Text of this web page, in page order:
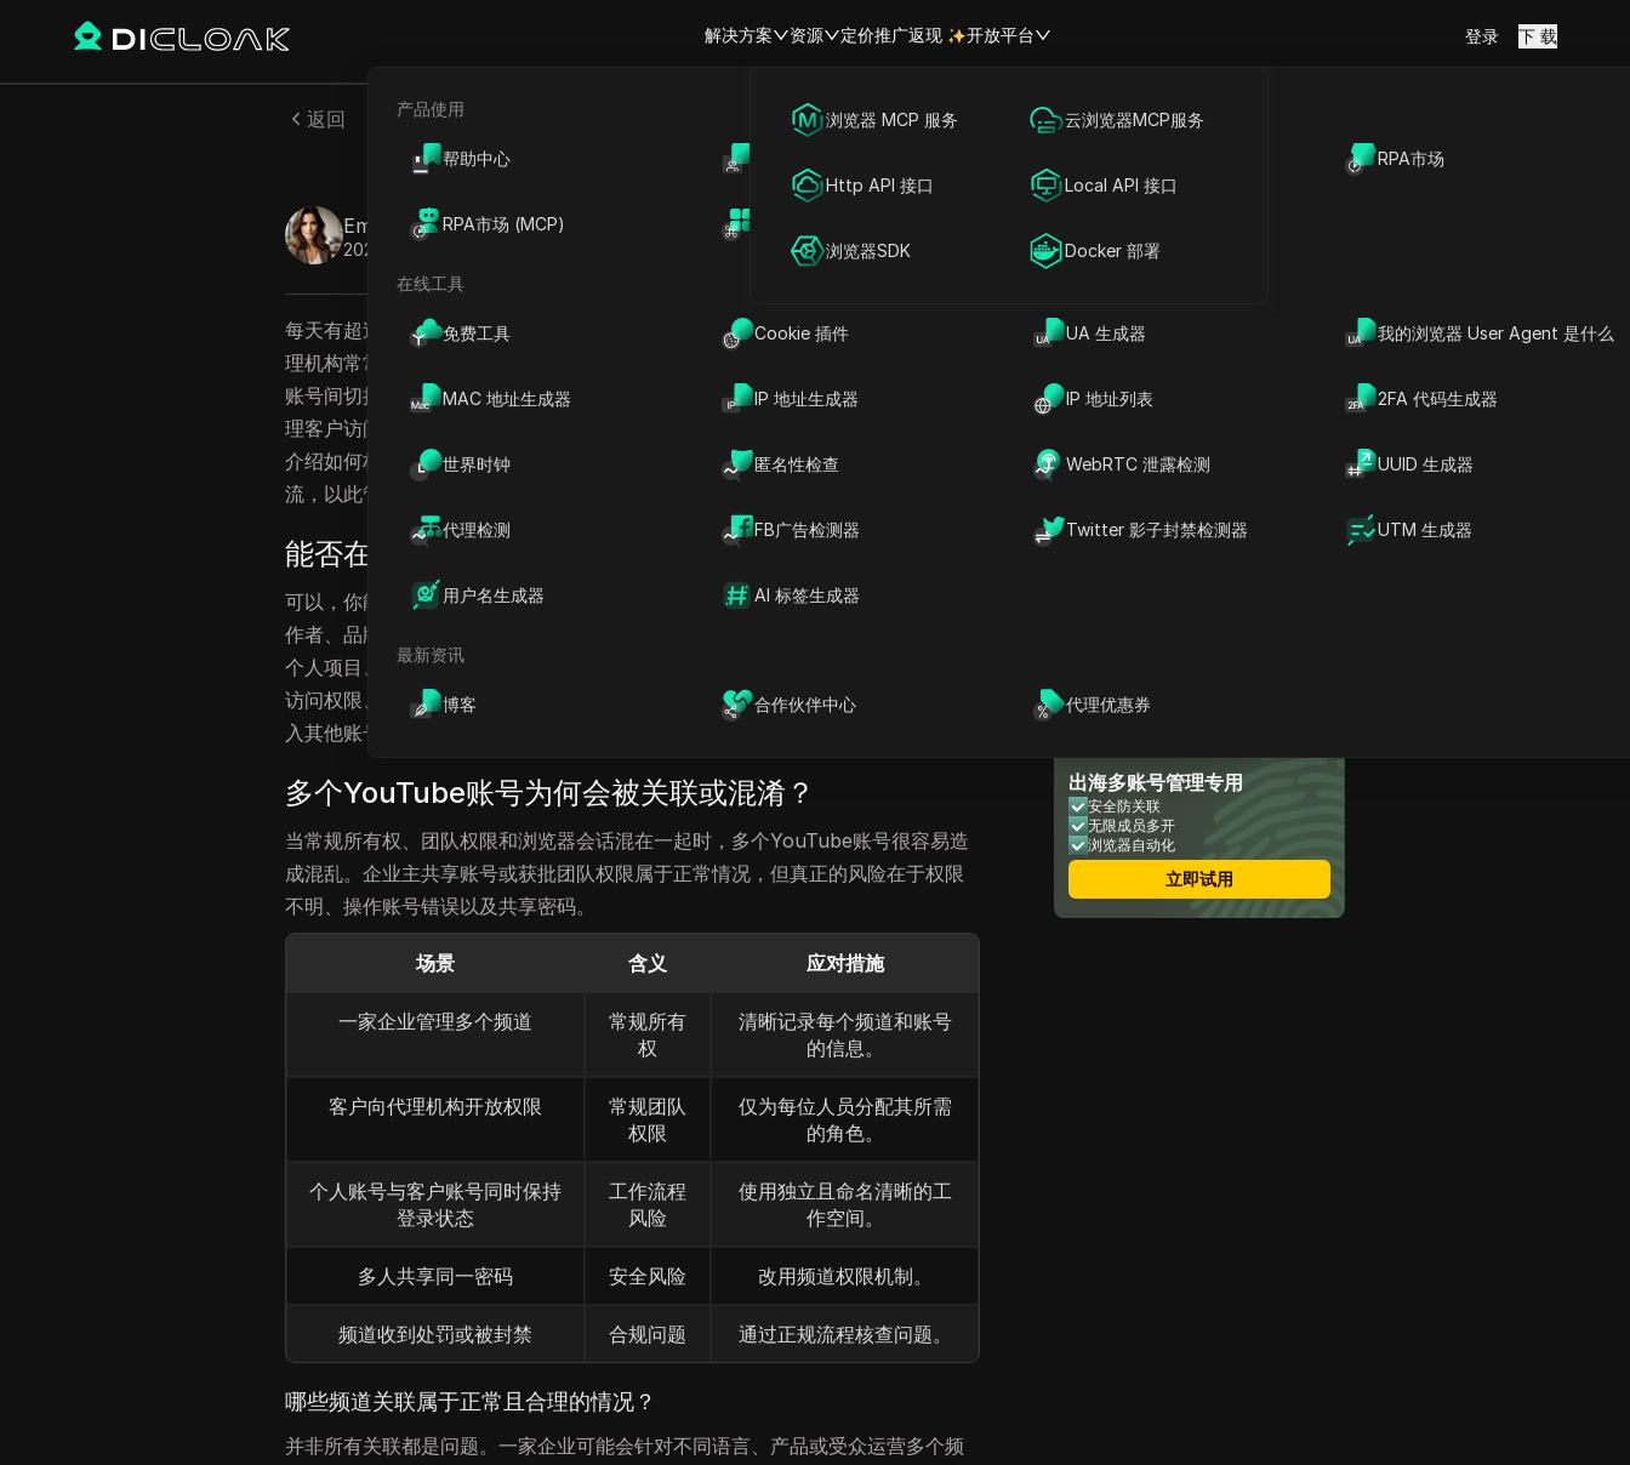
解决方案
海外社媒营销
广告投放
账号共享
资源
产品使用
帮助中心 RPA市场
RPA市场 (MCP)
在线工具
免费工具 Cookie 插件 UA 生成器 我的浏览器 User Agent 是什么
MAC 地址生成器 IP 地址生成器 IP 地址列表 2FA 代码生成器
世界时钟 匿名性检查 WebRTC 泄露检测 UUID 生成器
代理检测 FB广告检测器 Twitter 影子封禁检测器 UTM 生成器
用户名生成器 AI 标签生成器
最新资讯
博客 合作伙伴中心 代理优惠券
定价推广返现 开放平台
浏览器 MCP 服务 云浏览器MCP服务
Http API 接口 Local API 接口
浏览器SDK Docker 部署
登录 下 载
返回
2026年如何管理多个YouTube账号且避免关联
Emily Grace
2026年6月 分享给 Copy Link
每天有超过2000万个视频被上传至 YouTube（优兔），因此创作者、品牌方和代
理机构常常需要管理多个账号或频道也就不足为奇了。挑战不仅仅是在不同登录
账号间切换，而是要在不误登频道
、不赋予错误人员过高权限的前提下，有序管
理客户访问权限、账号恢复信息、变现设置、文件以及日常发布工作。本指南将
介绍如何构建清晰架构、实现更安全的团队访问权限、打造更简洁的日常工作
流，以此管理
能否在不关联账号的情况下管理多个YouTube账号？
可以，你能够在不造成不必要账号混淆的前提下管理多个YouTube账号。许多创
作者、品牌方和代理机构会使用多个谷歌账号来管理不同的YouTube业务，比如
个人项目、客户频道或不同的商业品牌账号。关键在于梳理每个账号的所有权、
访问权限、登录会话和日常任务，避免原本属于某个账号或频道的工作错误地混
入其他账号或频道。
多个YouTube账号为何会被关联或混淆？
当常规所有权、团队权限和浏览器会话混在一起时，多个YouTube账号很容易造
成混乱。企业主共享账号或获批团队权限属于正常情况，但真正的风险在于权限
不明、操作账号错误以及共享密码。
场景 含义 应对措施
一家企业管理多个频道
常规所有
权
清晰记录每个频道和账号
的信息。
客户向代理机构开放权限
常规团队
权限
仅为每位人员分配其所需
的角色。
个人账号与客户账号同时保持
登录状态
工作流程
风险
使用独立且命名清晰的工
作空间。
多人共享同一密码 安全风险 改用频道权限机制。
频道收到处罚或被封禁 合规问题 通过正规流程核查问题。
哪些频道关联属于正常且合理的情况？
并非所有关联都是问题。一家企业可能会针对不同语言、产品或受众运营多个频
管理多个YouTube账号？
用何种账号架构？
建清晰的日常工作流程？
如何借助DICloak管理多个
YouTube账号？
如何跨频道管理AdSense、
验证及关联工具？
关于无关联管理多个
YouTube账户的常见问题
出海多账号管理专用
安全防关联
无限成员多开
浏览器自动化
立即试用